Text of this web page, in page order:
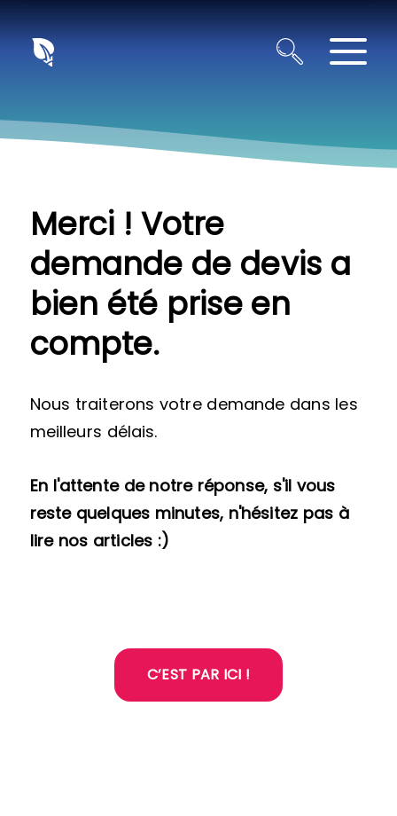
Merci ! Votre
demande de devis a
bien été prise en
compte.
Nous traiterons votre demande dans les
meilleurs délais.
En l'attente de notre réponse, s'il vous
reste quelques minutes, n'hésitez pas à
lire nos articles :)
C’EST PAR ICI !
Panneau de gestion des cookies